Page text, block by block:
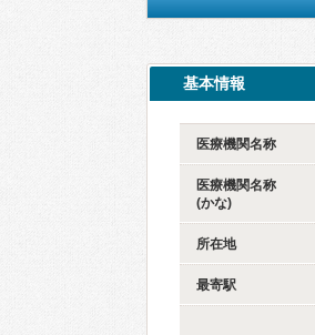
基本情報
医療機関名称
医療機関名称
(かな)
所在地
最寄駅